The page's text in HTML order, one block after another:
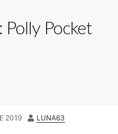
Polly Pocket
2019
A
LUNA63